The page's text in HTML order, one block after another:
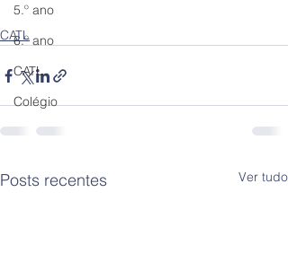
5.º ano
6.º ano
CATL
Colégio
CATL
Posts recentes Ver tudo